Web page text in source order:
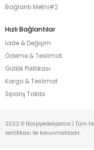
Bağlantı Metni#2
Hızlı Bağlantılar
İade & Değişim
Ödeme & Teslimat
Gizlilik Politikası
Kargo & Teslimat
Sipariş Takibi
2022 © Nospyedekparca | Tüm
sertifikası ile korunmaktadır.